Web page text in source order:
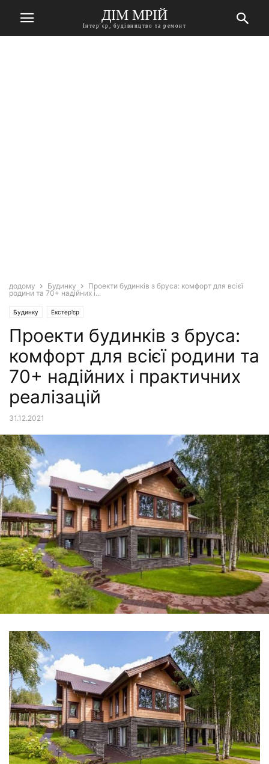
ДІМ МРІЙ
Інтер'єр, будівництво та ремонт
додому Будинку
Проекти будинків з бруса: комфорт для всієї
родини та 70+ надійних і...
Будинку Екстер'єр
Проекти будинків з бруса:
комфорт для всієї родини та
70+ надійних і практичних
реалізацій
31.12.2021